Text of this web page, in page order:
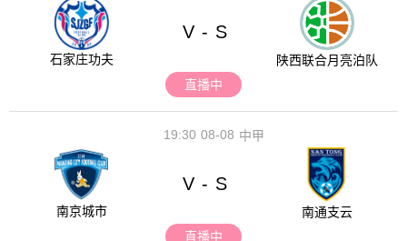
石家庄功夫
V - S
陕西联合月亮泊队
直播中
08-08
19:30 中甲
南京城市
V - S
南通支云
直播中